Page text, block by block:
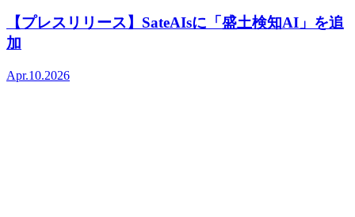
【プレスリリース】SateAIsに「盛土検知AI」を追
加
Apr.10.2026